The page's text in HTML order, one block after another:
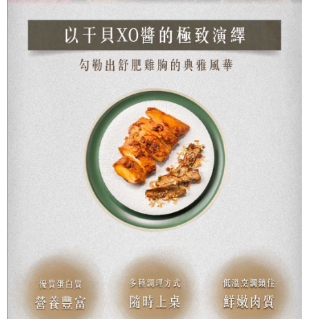
權轉讓予恩沛科技股份有限公司。
２．關於個人資料處理事宜，請瀏覽以下網址：
https://aftee.tw/terms/#terms3
３．未成年的使用者請事先徵得法定代理人或監護人之同意方可使用
「AFTEE先享後付」，若未經同意申辦者引起之損失，本公司不負相關責
４．使用「AFTEE先享後付」時，將依據個別帳號之用戶狀況，依本公司即
時審查核予不同之上限額度；若仍有額度不足之情形，本公司將視審查結果
請求用戶進行身份認證。
５．嚴禁一人註冊多個帳號或使用他人資訊註冊。若發現惡意使用之情形，
恩沛科技股份有限公司將有權停止該用戶之使用額度並採取法律行動。